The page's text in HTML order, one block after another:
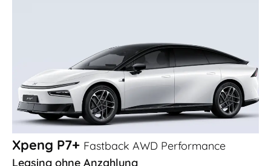
Xpeng P7+ Fastback AWD Performance
Leasing ohne Anzahlung